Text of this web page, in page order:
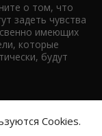
о том, что
задеть чувства
имеющих
которые
будут
Cookies.